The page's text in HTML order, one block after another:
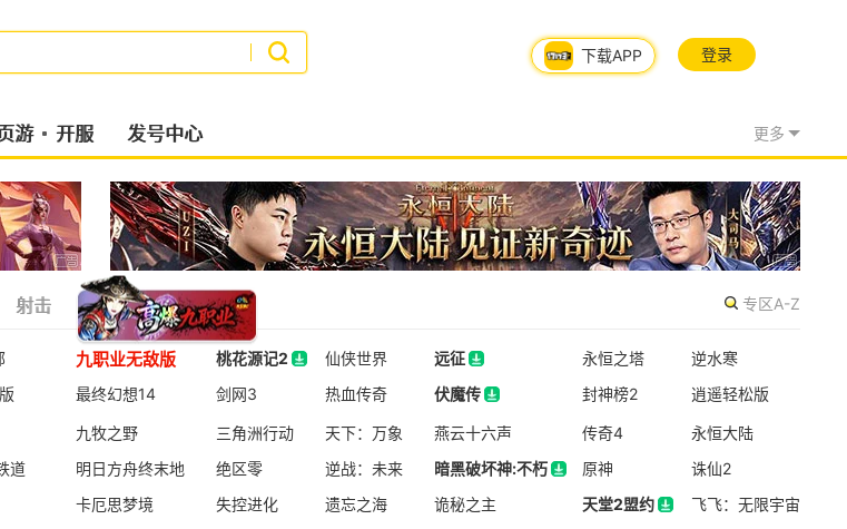
下载APP 登录
游 开服 发号中心 更多
射击 策略类 二次元 专区A-Z
九职业无敌版
桃花源记2
桃花源记2
仙侠世界
远征
远征
永恒之塔
逆水寒
最终幻想14 剑网3 热血传奇
伏魔传
伏魔传
封神榜2 逍遥轻松版
九牧之野 三角洲行动 天下：万象 燕云十六声 传奇4
永恒大陆
道 明日方舟终末地 绝区零 逆战：未来
暗黑破坏神:不朽
暗黑破坏神:不朽
原神
诛仙2
卡厄思梦境 失控进化 遗忘之海 诡秘之主
天堂2盟约
飞飞：无限宇宙
奥比岛：梦想国度
换装 模拟经营 休闲益智
新版本更新
远征
玄幻 半写实 2.5D
怪物猎人 动作角色扮演
资料片更新
桃花源记2
Q版 休闲 回合